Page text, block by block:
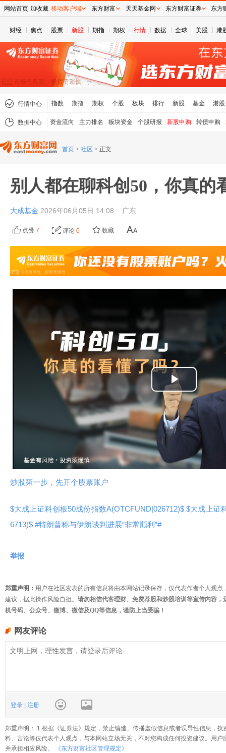
财经 焦点 股票 新股 期指 期权 行情 数据 全球 美股 港
行情中心 指数 期指 期权 个股 板块 排行 新股 基金 港股
数据中心 资金流向 主力排名 板块资金 个股研报 新股申购 转债申购
首页 > 社区 > 正文
别人都在聊科创50，你真的
大成基金 2026年06月05日 14:08 广东
点赞 7 评论 0 收藏
播
放
视
频
炒股第一步，先开个股票账户
$大成上证科创板50成份指数A(OTCFUND|026712)$$大成上证
6713)$ #特朗普称与伊朗谈判进展“非常顺利”#
举报
郑重声明： 用户在社区发表的所有信息将由本网站记录保存，仅代表作者个人观
建议，据此操作风险自担。 请勿相信代客理财、免费荐股和炒股培训等宣传内容
机号码、公众号、微博、微信及QQ等信息，谨防上当受骗！
网友评论
登录 注册
郑重声明： 1.根据《证券法》规定，禁止编造、传播虚假信息或者误导性信息，
料、言论等仅代表个人观点，与本网站立场无关，不对您构成任何投资建议。用
并承担相应风险。
《东方财富社区管理规定》
网站首页 加收藏 移动客户端 东方财富 天天基金网 东方财富证券 东方